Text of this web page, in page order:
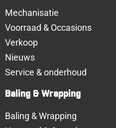
Mechanisatie
Voorraad & Occasions
Verkoop
Nieuws
Service & onderhoud
Baling & Wrapping
Baling & Wrapping